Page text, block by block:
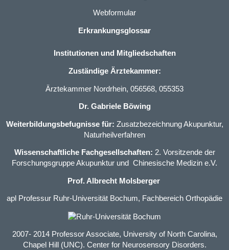
Webformular
Erkrankungsglossar
Institutionen und Mitgliedschaften
Zuständige Ärztekammer:
Ärztekammer Nordrhein, 056568, 055353
Dr. Gabriele Böwing
Weiterbildungsbefugnisse für: Zusatzbezeichnung Akupunktur,
Naturheilverfahren
Wissenschaftliche Fachgesellschaften: 2. Vorsitzende der
Forschungsgruppe Akupunktur und Chinesische Medizin e.V.
Prof. Albrecht Molsberger
apl Professur Ruhr-Universität Bochum, Fachbereich Orthopädie
2007- 2014 Professor Associate, University of North Carolina,
Chapel Hill (UNC). Center for Neurosensory Disorders.